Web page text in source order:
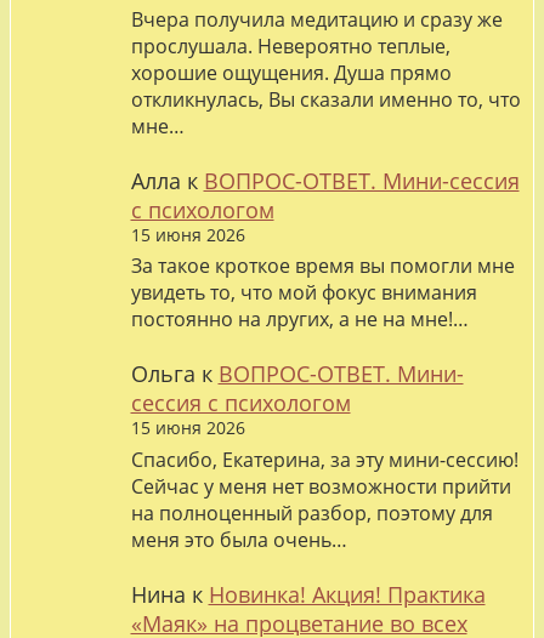
Вчера получила медитацию и сразу же
прослушала. Невероятно теплые,
хорошие ощущения. Душа прямо
откликнулась, Вы сказали именно то, что
мне…
Алла к ВОПРОС-ОТВЕТ. Мини-сессия
с психологом
15 июня 2026
За такое кроткое время вы помогли мне
увидеть то, что мой фокус внимания
постоянно на лругих, а не на мне!…
Ольга к ВОПРОС-ОТВЕТ. Мини-
сессия с психологом
15 июня 2026
Спасибо, Екатерина, за эту мини-сессию!
Сейчас у меня нет возможности прийти
на полноценный разбор, поэтому для
меня это была очень…
Нина к Новинка! Акция! Практика
«Маяк» на процветание во всех